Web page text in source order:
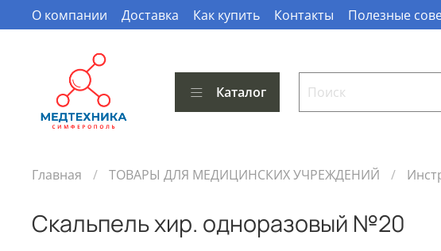
О компании Доставка Как купить Контакты Полезные
Каталог
Главная ТОВАРЫ ДЛЯ МЕДИЦИНСКИХ УЧРЕЖДЕНИЙ
Скальпель хир. одноразовый №20